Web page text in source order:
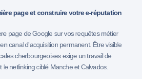
page et construire votre e-réputation
page de Google sur vos requêtes métier
canal d'acquisition permanent. Être visible
cherbourgeoises exige un travail de
le netlinking ciblé Manche et Calvados.